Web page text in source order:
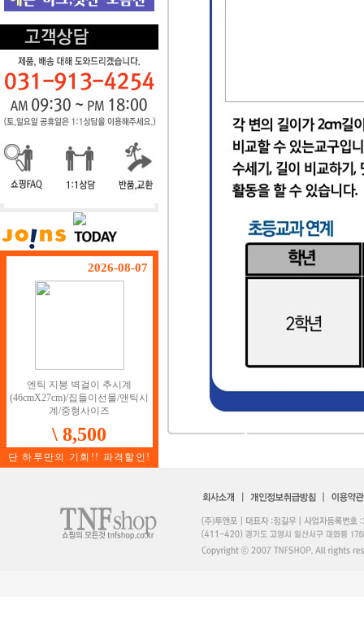
2026-08-07
엔틱 지붕 벽걸이 추시계
(46cmX27cm)/집들이선물/앤틱시
계/중형사이즈
\ 8,500
단 하루만의 기회!! 파격할인!